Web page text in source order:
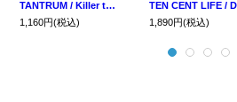
TANTRUM / Killer tape (cd) Filled with hate
1,160円(税込)
1,890円(税込)